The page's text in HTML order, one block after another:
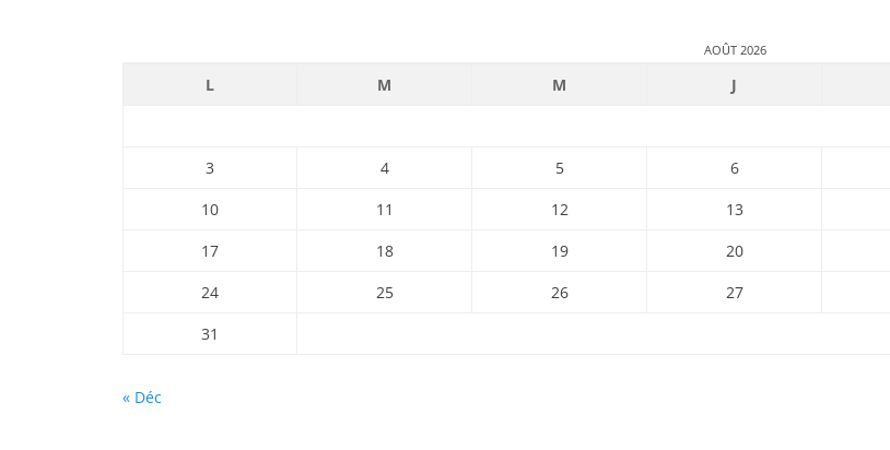
AOÛT 2026
L M M J
3
4 5 6
10
11 12 13
17
18 19 20
24
25 26 27
31
« Déc